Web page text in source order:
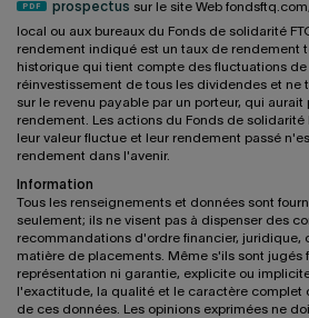
prospectus sur le site Web
local ou aux bureaux du Fonds de solidarité
rendement indiqué est un taux de rendement
historique qui tient compte des fluctuations
réinvestissement de tous les dividendes et ne
sur le revenu payable par un porteur, qui
rendement. Les actions du Fonds de solidarité
leur valeur fluctue et leur rendement passé
rendement dans l'avenir.
Information
Tous les renseignements et données sont
seulement; ils ne visent pas à dispenser des
recommandations d'ordre financier, juridique,
matière de placements. Même s'ils sont jugés
représentation ni garantie, explicite ou
l'exactitude, la qualité et le caractère complet
de ces données. Les opinions exprimées ne